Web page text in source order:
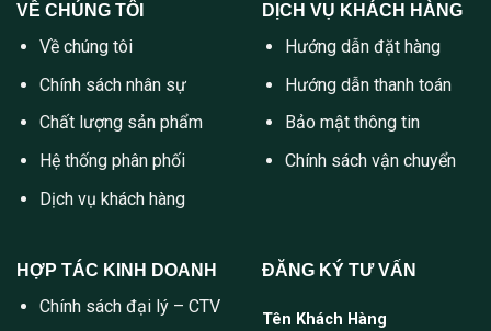
VỀ CHÚNG TÔI
Về chúng tôi
Chính sách nhân sự
Chất lượng sản phẩm
Hệ thống phân phối
Dịch vụ khách hàng
DỊCH VỤ KHÁCH HÀNG
Hướng dẫn đặt hàng
Hướng dẫn thanh toán
Bảo mật thông tin
Chính sách vận chuyển
HỢP TÁC KINH DOANH
Chính sách đại lý – CTV
ĐĂNG KÝ TƯ VẤN
Tên Khách Hàng